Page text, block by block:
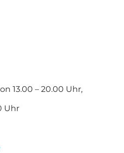
13.00 – 20.00 Uhr,
Uhr